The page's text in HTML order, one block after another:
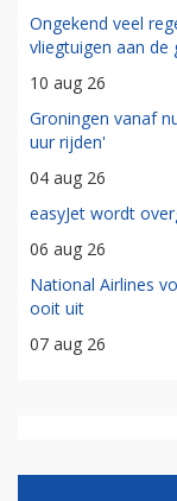
Ongekend veel
vliegtuigen aan de
10 aug 26
Groningen vanaf
uur rijden'
04 aug 26
easyJet wordt
06 aug 26
National Airlines
ooit uit
07 aug 26